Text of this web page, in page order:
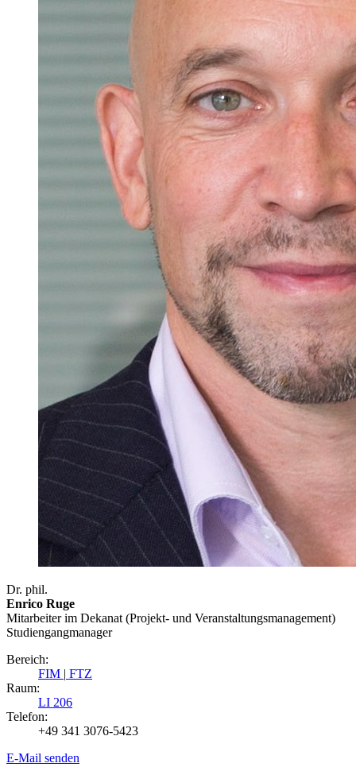
Dr. phil.
Enrico Ruge
Mitarbeiter im Dekanat (Projekt- und Veranstaltungsmanagement)
Studiengangmanager
Bereich:
FIM
FTZ
Raum:
LI 206
Telefon:
+49 341 3076-5423
E-Mail senden